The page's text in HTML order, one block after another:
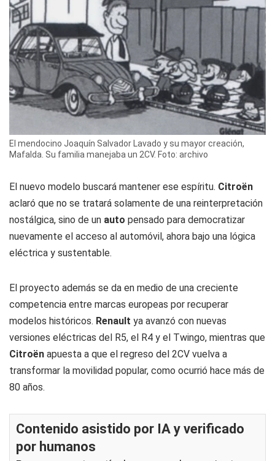
El mendocino Joaquín Salvador Lavado y su mayor creación,
Mafalda. Su familia manejaba un 2CV. Foto: archivo
El nuevo modelo buscará mantener ese espíritu. Citroën
aclaró que no se tratará solamente de una reinterpretación
nostálgica, sino de un auto pensado para democratizar
nuevamente el acceso al automóvil, ahora bajo una lógica
eléctrica y sustentable.
El proyecto además se da en medio de una creciente
competencia entre marcas europeas por recuperar
modelos históricos. Renault ya avanzó con nuevas
versiones eléctricas del R5, el R4 y el Twingo, mientras que
Citroën apuesta a que el regreso del 2CV vuelva a
transformar la movilidad popular, como ocurrió hace más de
80 años.
Contenido asistido por IA y verificado
por humanos